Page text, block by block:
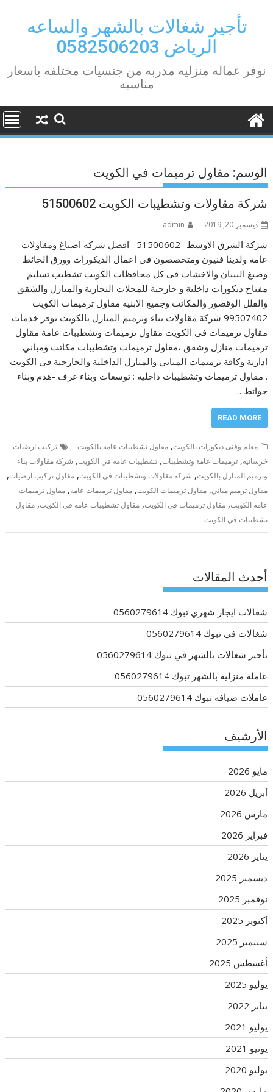
contentتأجير شغالات بالشهر والساعه
الرياض 0582506203
نوفر عماله منزليه مدربه من جنسيات مختلفه باسعار
مناسبه
الوسم: مقاول ترميمات في الكويت
شركة مقاولات وتشطيبات الكويت 51500602
ديسمبر 20, 2019 admin
شركة الشرق الاوسط -51500602– افضل شركه اصباغ ومقاولات
عامه ولدينا فنيون ومتخصصون فى اعمال الديكورات وورق الحائط
وصبغ البيبان والاخشاب فى كل محافظات الكويت تشطيب تسليم
مفتاح ديكورات داخلية و خارجية للمحلات التجارية والمنازل والشقق
والفلل الوقصور والمكاتب وجميع الابنيه مقاول ترميمات الكويت
99507402 شركة مقاولات بناء وترميم المنازل بالكويت نوفر خدمات
مقاول ترميمات في الكويت مقاول ترميمات وتشطيبات عامة مقاول
ترميمات منازل وشقق ،مقاول ترميمات وتشطيبات مكاتب ومباني
ادارية وكافة ترميمات المباني والمنازل الداخلية والخارجية في الكويت
. مقاول ترميمات وتشطيبات داخلية : توسعات وبناء غرف -هدم وبناء
حوائط…
READ MORE
معلم وفنى ديكورات بالكويت,مقاول تشطيبات عامه بالكويت
تركيب ارضيات
خرسانيه,ترميمات عامة وتشطيبات,تشطيبات عامه في الكويت, شركة مقاولات بناء
وترميم المنازل بالكويت, شركة مقاولات وتشطيبات في الكويت,مقاول تركيب ارضيات,
مقاول ترميم مباني,مقاول ترميمات الكويت,مقاول ترميمات عامه,مقاول ترميمات
عامه الكويت,مقاول ترميمات في الكويت,مقاول تشطيبات عامه في الكويت,مقاول
تشطيبات في الكويت
أحدث المقالات
شغالات ايجار شهري تبوك 0560279614
شغالات في تبوك 0560279614
تأجير شغالات بالشهر في تبوك 0560279614
عاملة منزلية بالشهر تبوك 0560279614
عاملات ضيافه تبوك 0560279614
الأرشيف
مايو 2026
أبريل 2026
مارس 2026
فبراير 2026
يناير 2026
ديسمبر 2025
نوفمبر 2025
أكتوبر 2025
سبتمبر 2025
أغسطس 2025
يوليو 2025
يناير 2022
يوليو 2021
يونيو 2021
يوليو 2020